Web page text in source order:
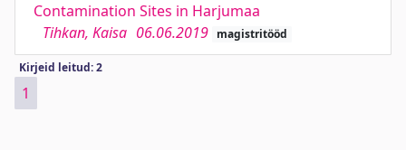
Contamination Sites in Harjumaa
Tihkan, Kaisa 06.06.2019 magistritööd
Kirjeid leitud: 2
1